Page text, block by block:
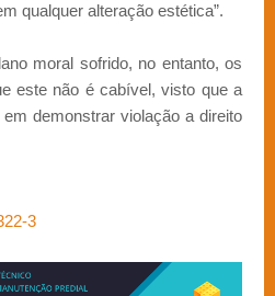
qualquer alteração estética”.
moral sofrido, no entanto, os
este não é cabível, visto que a
demonstrar violação a direito
3